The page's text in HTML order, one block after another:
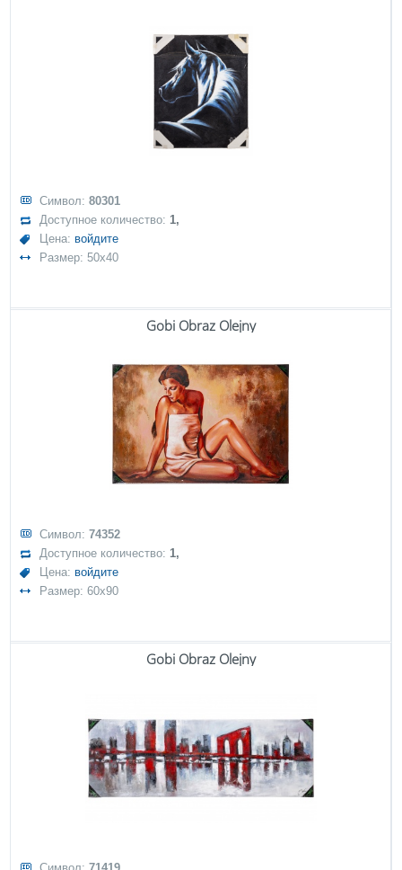
Символ:80301
Доступное количество:1,
Цена: войдите
Размер: 50x40
Gobi Obraz Olejny
Символ:74352
Доступное количество:1,
Цена: войдите
Размер: 60x90
Gobi Obraz Olejny